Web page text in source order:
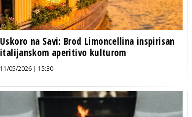
Uskoro na Savi: Brod Limoncellina inspirisan
italijanskom aperitivo kulturom
11/05/2026 | 15:30